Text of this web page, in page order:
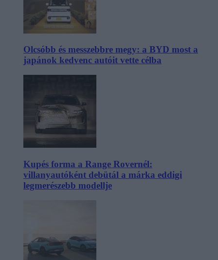
Olcsóbb és messzebbre megy: a BYD most a
japánok kedvenc autóit vette célba
Kupés forma a Range Rovernél:
villanyautóként debütál a márka eddigi
legmerészebb modellje